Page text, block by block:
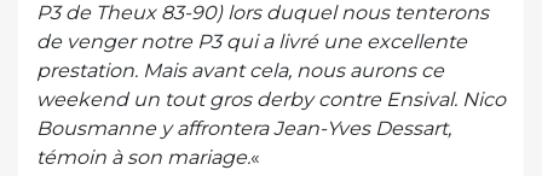
P3 de Theux 83-90) lors duquel nous tenterons
de venger notre P3 qui a livré une excellente
prestation. Mais avant cela, nous aurons ce
weekend un tout gros derby contre Ensival. Nico
Bousmanne y affrontera Jean-Yves Dessart,
témoin à son mariage.«